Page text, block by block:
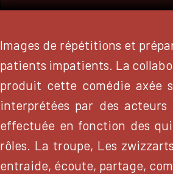
Images de répétitions et
patients impatients. La
produit cette comédie axée
interprétées par des
effectuée en fonction des
rôles. La troupe, Les
entraide, écoute, partage,